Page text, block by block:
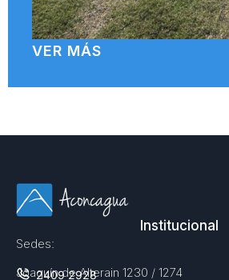
VER MÁS
Institucional
Sedes:
Joaquín de Alterain 1230 / 1274
2409 2928